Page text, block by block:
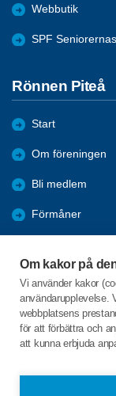
Om kakor på
Vi använder kakor
användarupplevelse.
webbplatsens
för att förbättra och
att kunna erbjuda
Webbutik
SPF
Rönnen Piteå
Start
Om föreningen
Bli medlem
Förmåner
Genomförda
Länkar
C/o:Lisbeth